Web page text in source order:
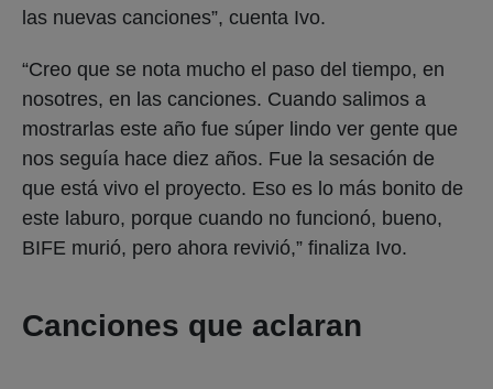
las nuevas canciones”, cuenta Ivo.
“Creo que se nota mucho el paso del tiempo, en
nosotres, en las canciones. Cuando salimos a
mostrarlas este año fue súper lindo ver gente que
nos seguía hace diez años. Fue la sesación de
que está vivo el proyecto. Eso es lo más bonito de
este laburo, porque cuando no funcionó, bueno,
BIFE murió, pero ahora revivió,” finaliza Ivo.
Canciones que aclaran